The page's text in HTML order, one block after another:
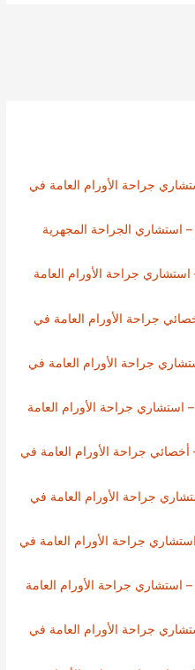
جراحة الأورام العامة في
استشاري الجراحة المجهرية
جراحة الأورام العامة
جراحة الأورام العامة في
جراحة الأورام العامة في
جراحة الأورام العامة
جراحة الأورام العامة في
جراحة الأورام العامة في
جراحة الأورام العامة في
استشاري جراحة الأورام العامة
جراحة الأورام العامة في